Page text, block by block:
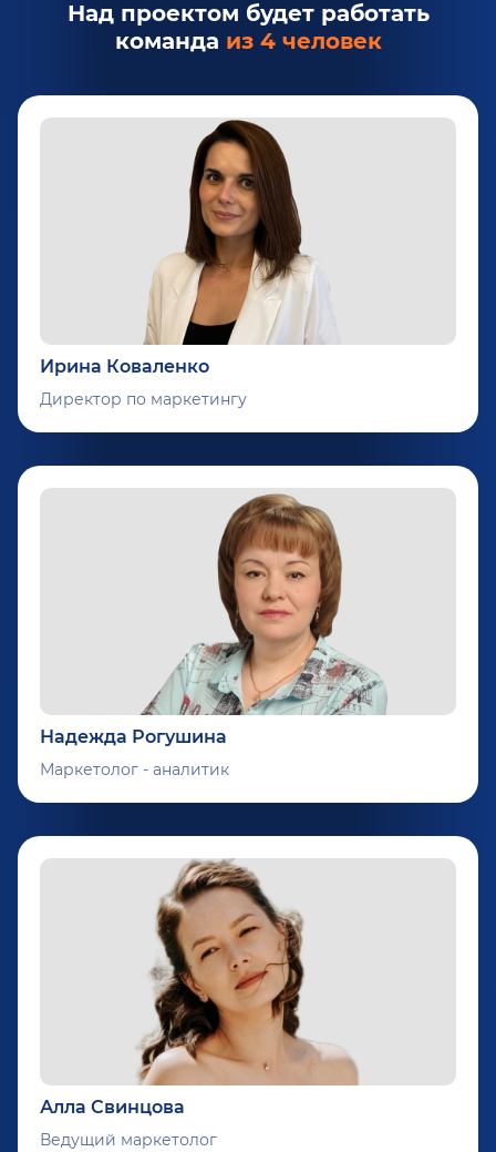
Над проектом будет работать
команда из 4 человек
Ирина Коваленко
Директор по маркетингу
Надежда Рогушина
Маркетолог - аналитик
Алла Свинцова
Ведущий маркетолог